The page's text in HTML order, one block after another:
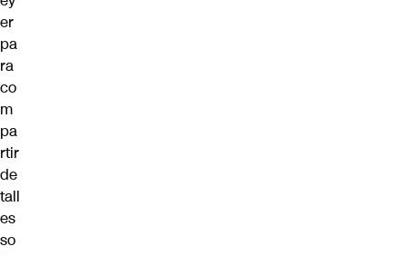
er
pa
ra
co
m
pa
rtir
de
tall
es
so